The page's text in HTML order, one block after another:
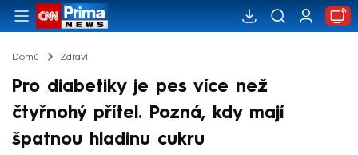
Domů Zdraví
Pro diabetiky je pes více než
čtyřnohý přítel. Pozná, kdy mají
špatnou hladinu cukru